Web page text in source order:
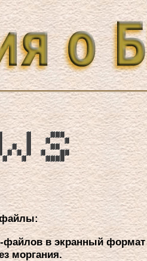
файлы:
файлов в экpанный
моpгания.